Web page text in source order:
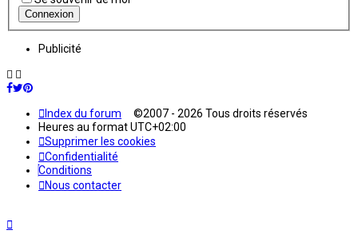
Publicité
Index du forum ©2007 - 2026 Tous droits réservés
Heures au formatUTC+02:00
Supprimer les cookies
Confidentialité
Conditions
Nous contacter